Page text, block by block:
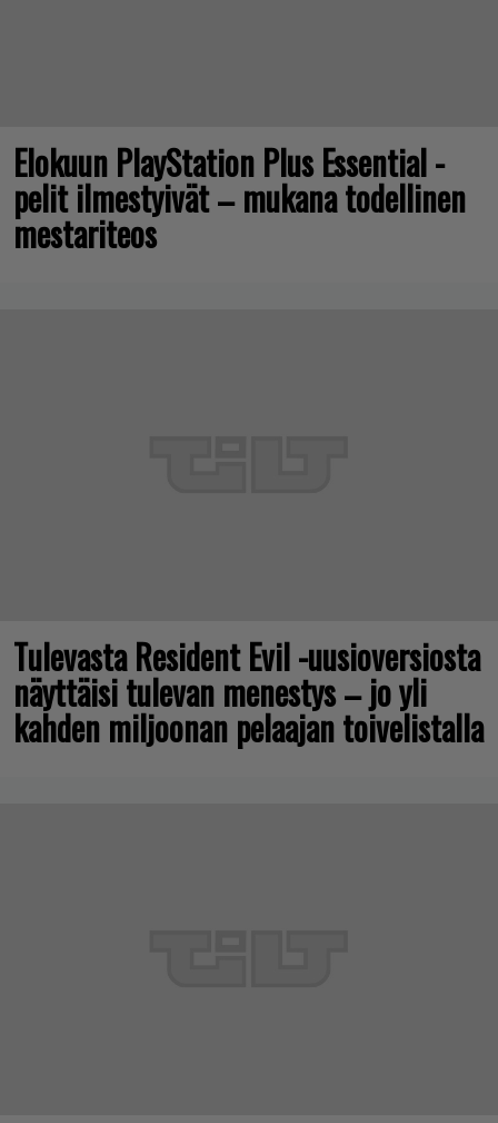
Elokuun PlayStation Plus Essential -
pelit ilmestyivät – mukana todellinen
mestariteos
Tulevasta Resident Evil -uusioversiosta
näyttäisi tulevan menestys – jo yli
kahden miljoonan pelaajan toivelistalla